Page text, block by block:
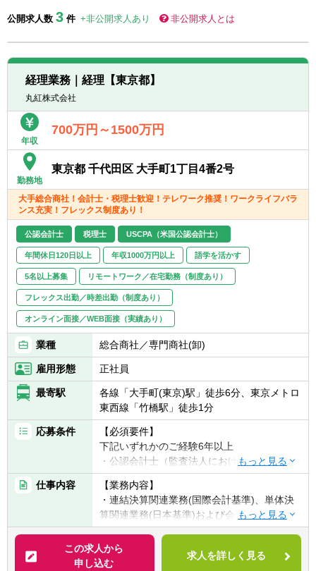
ご利用ガイド
非公開求人とは？
転職お役立ち情報
公開求人数 3 件 +非公開求人あり 非公開求人とは
経理業務｜経理【東京都】
丸紅株式会社
年収
700万円～1500万円
勤務地
東京都 千代田区 大手町1丁目4番2号
大手総合商社！会計士・税理士歓迎！テレワーク推奨！ワークライフバラ
ンス充実！フレックス制度あり！
公認会計士 税理士 USCPA（米国公認会計士）
年間休日120日以上 年収1000万円以上 語学を活かす
5名以上募集 リモートワーク／在宅勤務（制度あり）
フレックス出勤／時差出勤（制度あり）
オンライン面接／WEB面接（実績あり）
業種 総合商社／専門商社(卸)
雇用形態 正社員
最寄駅
各線「大手町(東京)駅」徒歩6分、東京メトロ
東西線「竹橋駅」徒歩1分
応募条件
【必須要件】
下記いずれかのご経験6年以上
・公認会計士（監査法人における監査実務、
財務アドバイザリー業務）
・税理士法人における申告実務、税務コンサ
ルティング業務
・大手企業における財務、会計、税務関連業
務
【望ましい資格】
仕事内容
【業務内容】
・連結決算関連業務(国際会計基準)、単体決
算関連業務(日本基準)および会計監査対応業
務等
・全社予算管理業務
・法人税、消費税等の申告・納税・税務調査
この求人から
申し込む
求人を詳しく見る